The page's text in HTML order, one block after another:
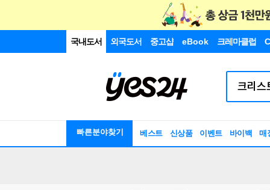
국내도서 외국도서 중고샵 eBook 크레마클럽
빠른분야찾기 베스트 신상품 이벤트 바이백 매